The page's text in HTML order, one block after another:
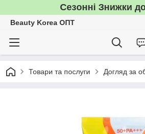
Сезонні Знижки
Beauty Korea ОПТ
Товари та послуги Догляд за